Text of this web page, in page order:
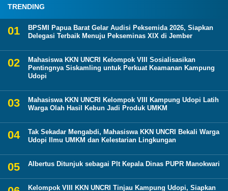
TRENDING
BPSMI Papua Barat Gelar Audisi Peksemida 2026, Siapkan
Delegasi Terbaik Menuju Pekseminas XIX di Jember
Mahasiswa KKN UNCRI Kelompok VIII Sosialisasikan
Pentingnya Siskamling untuk Perkuat Keamanan Kampung
Udopi
Mahasiswa KKN UNCRI Kelompok VIII Kampung Udopi Latih
Warga Olah Hasil Kebun Jadi Produk UMKM
Tak Sekadar Mengabdi, Mahasiswa KKN UNCRI Bekali Warga
Udopi Ilmu UMKM dan Kelestarian Lingkungan
Albertus Ditunjuk sebagai Plt Kepala Dinas PUPR Manokwari
Kelompok VIII KKN UNCRI Tinjau Kampung Udopi, Siapkan